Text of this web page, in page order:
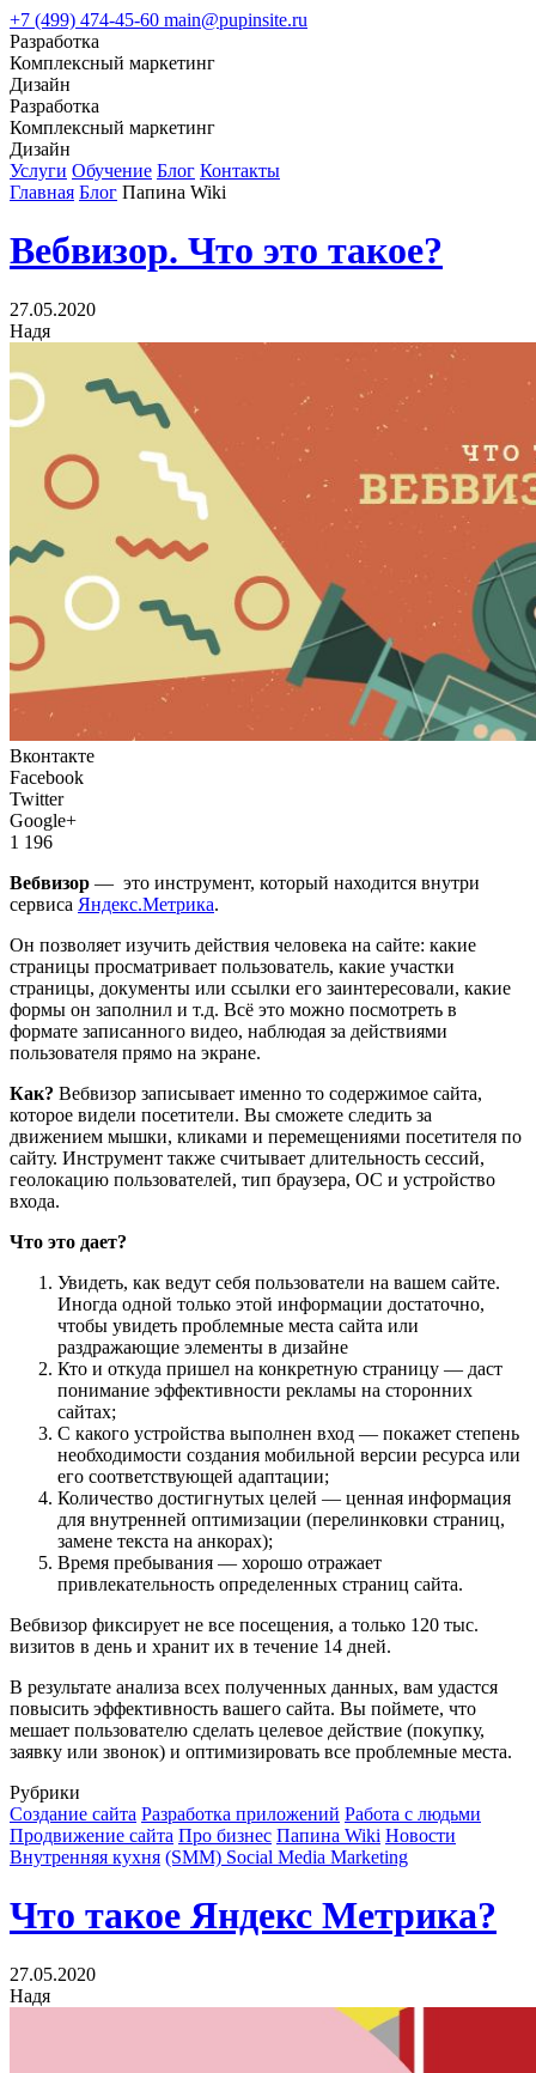
+7 (499) 474-45-60 main@pupinsite.ru
Разработка
Комплексный маркетинг
Дизайн
Разработка
Комплексный маркетинг
Дизайн
Услуги Обучение Блог Контакты
Главная Блог Папина Wiki
Вебвизор. Что это такое?
27.05.2020
Надя
Вконтакте
Facebook
Twitter
Google+
1 196
Вебвизор — это инструмент, который находится внутри
сервиса Яндекс.Метрика.
Он позволяет изучить действия человека на сайте: какие
страницы просматривает пользователь, какие участки
страницы, документы или ссылки его заинтересовали, какие
формы он заполнил и т.д. Всё это можно посмотреть в
формате записанного видео, наблюдая за действиями
пользователя прямо на экране.
Как? Вебвизор записывает именно то содержимое сайта,
которое видели посетители. Вы сможете следить за
движением мышки, кликами и перемещениями посетителя по
сайту. Инструмент также считывает длительность сессий,
геолокацию пользователей, тип браузера, ОС и устройство
входа.
Что это дает?
Увидеть, как ведут себя пользователи на вашем сайте.
Иногда одной только этой информации достаточно,
чтобы увидеть проблемные места сайта или
раздражающие элементы в дизайне
Кто и откуда пришел на конкретную страницу — даст
понимание эффективности рекламы на сторонних
сайтах;
С какого устройства выполнен вход — покажет степень
необходимости создания мобильной версии ресурса или
его соответствующей адаптации;
Количество достигнутых целей — ценная информация
для внутренней оптимизации (перелинковки страниц,
замене текста на анкорах);
Время пребывания — хорошо отражает
привлекательность определенных страниц сайта.
Вебвизор фиксирует не все посещения, а только 120 тыс.
визитов в день и хранит их в течение 14 дней.
В результате анализа всех полученных данных, вам удастся
повысить эффективность вашего сайта. Вы поймете, что
мешает пользователю сделать целевое действие (покупку,
заявку или звонок) и оптимизировать все проблемные места.
Рубрики
Создание сайта Разработка приложений Работа с людьми
Продвижение сайта Про бизнес Папина Wiki Новости
Внутренняя кухня (SMM) Social Media Marketing
Что такое Яндекс Метрика?
27.05.2020
Надя